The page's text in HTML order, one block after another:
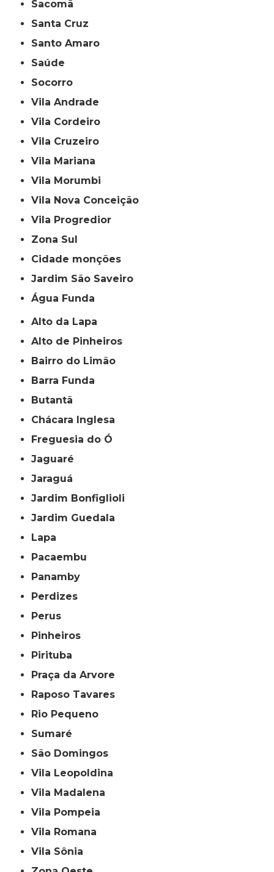
Sacomã
Santa Cruz
Santo Amaro
Saúde
Socorro
Vila Andrade
Vila Cordeiro
Vila Cruzeiro
Vila Mariana
Vila Morumbi
Vila Nova Conceição
Vila Progredior
Zona Sul
cidade monções
jardim São Saveiro
Água Funda
Alto da Lapa
Alto de Pinheiros
Bairro do Limão
Barra Funda
Butantã
Chácara Inglesa
Freguesia do Ó
Jaguaré
Jaraguá
Jardim Bonfiglioli
Jardim Guedala
Lapa
Pacaembu
Panamby
Perdizes
Perus
Pinheiros
Pirituba
Praça da Arvore
Raposo Tavares
Rio Pequeno
Sumaré
São Domingos
Vila Leopoldina
Vila Madalena
Vila Pompeia
Vila Romana
Vila Sônia